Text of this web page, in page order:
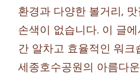
환경과 다양한 볼거리,
손색이 없습니다. 이 글
간 알차고 효율적인 워크
세종호수공원의 아름다